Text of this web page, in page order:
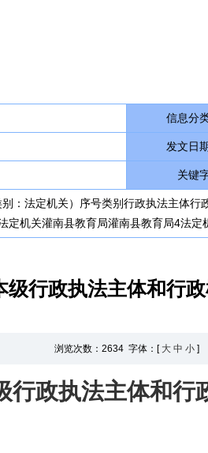
信息分
发文日
关键
：法定机关）序号类别行政执法主体
定机关灌南县教育局灌南县教育局4法定
级行政执法主体和行
浏览次数： 2634 字体：[ 大 中 小 ]
行政执法主体和行